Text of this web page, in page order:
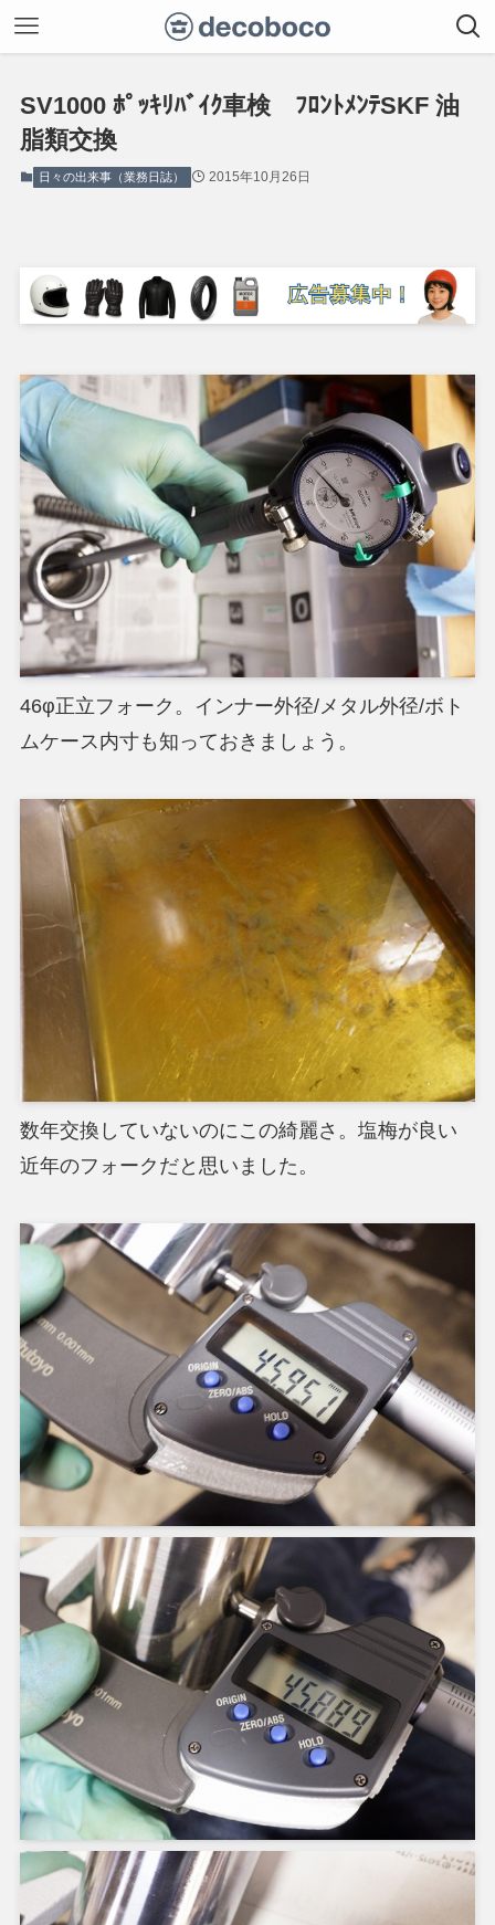
SV1000 ﾎﾟｯｷﾘﾊﾞｲｸ車検 ﾌﾛﾝﾄﾒﾝﾃSKF 油
脂類交換
日々の出来事（業務日誌） 2015年10月26日
46φ正立フォーク。インナー外径/メタル外径/ボト
ムケース内寸も知っておきましょう。
数年交換していないのにこの綺麗さ。塩梅が良い
近年のフォークだと思いました。